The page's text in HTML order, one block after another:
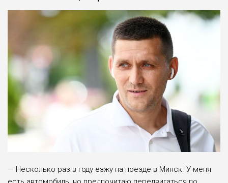
— Несколько раз в году езжу на поезде в Минск. У меня